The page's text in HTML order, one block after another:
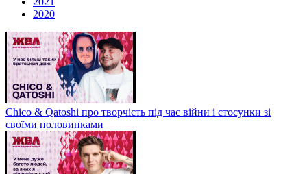
2020
Chico & Qatoshi про творчість під час війни і стосунки зі
своїми половинками